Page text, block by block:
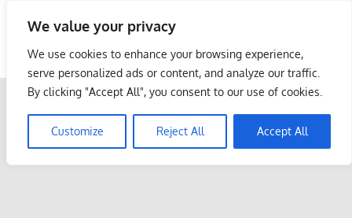
We value your privacy
We use cookies to enhance your browsing experience,
serve personalized ads or content, and analyze our traffic.
By clicking "Accept All", you consent to our use of cookies.
Customize Reject All Accept All
content
Malaysia Info Portal
LoInfoCentre
directory,
listings